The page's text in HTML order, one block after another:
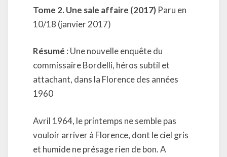
Tome 2. Une sale affaire (2017) Paru en
10/18 (janvier 2017)
Résumé : Une nouvelle enquête du
commissaire Bordelli, héros subtil et
attachant, dans la Florence des années
1960
Avril 1964, le printemps ne semble pas
vouloir arriver à Florence, dont le ciel gris
et humide ne présage rien de bon. A